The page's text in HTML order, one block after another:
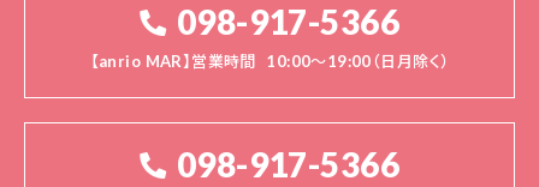
098-917-5366
【anrio MAR】営業時間 10:00～19:00（日月除く）
098-917-5366